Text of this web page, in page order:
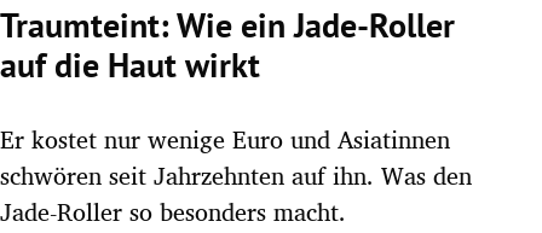
Untermenü
Traumteint: Wie ein Jade-Roller
auf die Haut wirkt
Er kostet nur wenige Euro und Asiatinnen
schwören seit Jahrzehnten auf ihn. Was den
Jade-Roller so besonders macht.